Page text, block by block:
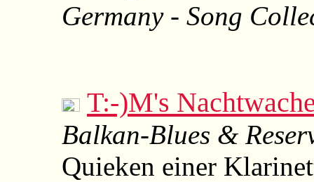
Germany - Song
T:-)M's
Balkan-Blues &
Quieken einer